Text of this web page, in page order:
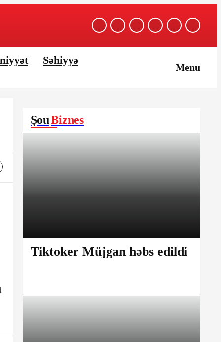
Səhiyyə
Menu
ŞouBiznes
Tiktoker Müjgan həbs edildi